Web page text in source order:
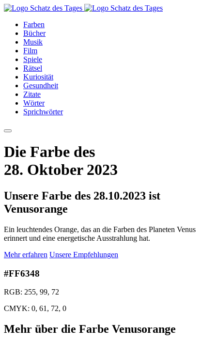
Farben
Bücher
Musik
Film
Spiele
Rätsel
Kuriosität
Gesundheit
Zitate
Wörter
Sprichwörter
Die Farbe des
28. Oktober 2023
Unsere Farbe des 28.10.2023 ist
Venusorange
Ein leuchtendes Orange, das an die Farben des Planeten Venus
erinnert und eine energetische Ausstrahlung hat.
Mehr erfahren Unsere Empfehlungen
#FF6348
RGB: 255, 99, 72
CMYK: 0, 61, 72, 0
Mehr über die Farbe Venusorange